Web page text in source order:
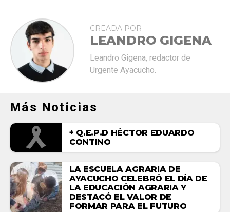
CREADA POR
LEANDRO GIGENA
Leandro Gigena, redactor de
Urgente Ayacucho.
Más Noticias
+ Q.E.P.D HÉCTOR EDUARDO
CONTINO
LA ESCUELA AGRARIA DE
AYACUCHO CELEBRÓ EL DÍA DE
LA EDUCACIÓN AGRARIA Y
DESTACÓ EL VALOR DE
FORMAR PARA EL FUTURO